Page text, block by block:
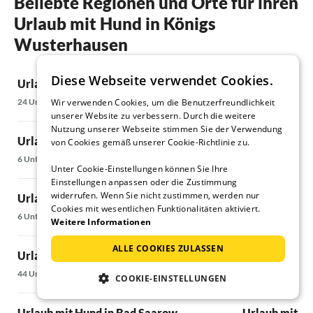
Urlaub mit Hund in Königs
Wusterhausen
Urlaub mit Hund in Köpenick
24 Unterkünfte
Urlaub mit Hund in Woltersdorf
6 Unterkünfte
Urlaub mit Hund in Storkow
6 Unterkünfte
Urlaub mit Hund in Wendisch Rietz
44 Unterkünfte
Urlaub mit
21 Unterkünfte
Urlaub mit
Urlaub mit
Urlaub mit
Diese Webseite verwendet Cookies.
Wir verwenden Cookies, um die Benutzerfreundlichkeit
unserer Website zu verbessern. Durch die weitere
Nutzung unserer Webseite stimmen Sie der Verwendung
von Cookies gemäß unserer Cookie-Richtlinie zu.
Unter Cookie-Einstellungen können Sie Ihre
Einstellungen anpassen oder die Zustimmung
widerrufen. Wenn Sie nicht zustimmen, werden nur
Cookies mit wesentlichen Funktionalitäten aktiviert.
Weitere Informationen
ALLE COOKIES ZULASSEN
COOKIE-EINSTELLUNGEN